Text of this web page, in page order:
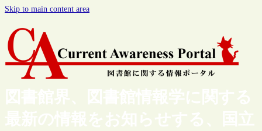
Skip to main content area
図書館界、図書館情報学に関する
最新の情報をお知らせする、国立